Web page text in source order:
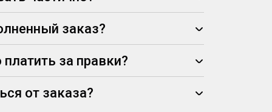
заказ?
за правки?
от заказа?